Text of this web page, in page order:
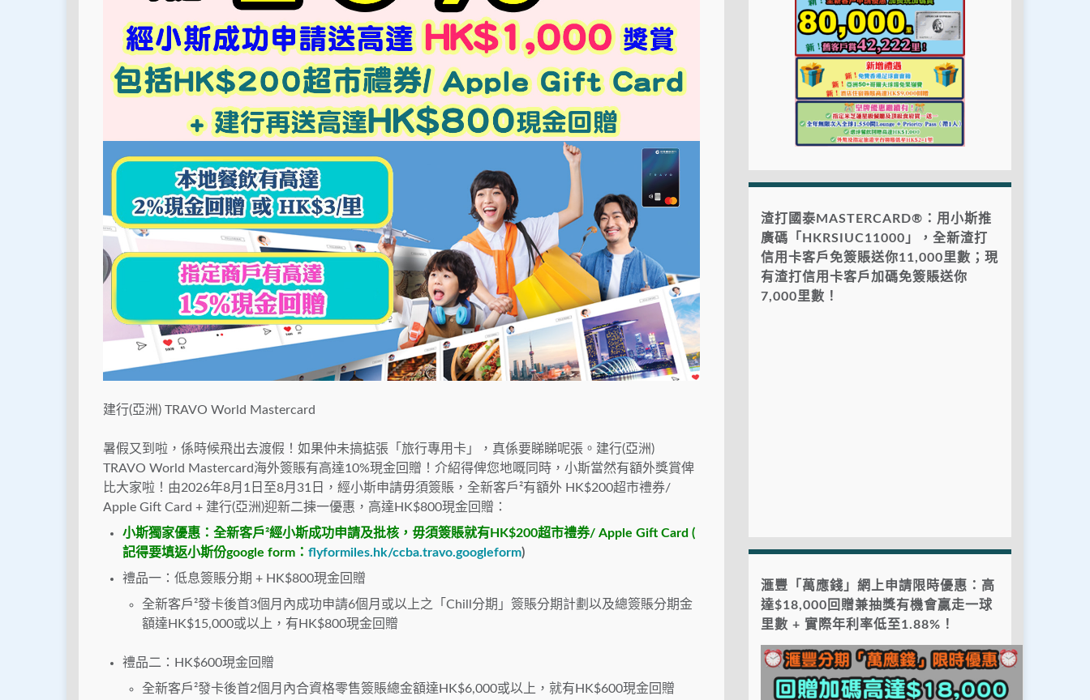
建行(亞洲) TRAVO World Mastercard
暑假又到啦，係時候飛出去渡假！如果仲未搞掂張「旅行專用卡」，真係要睇睇呢張。建行(亞洲)
TRAVO World Mastercard海外簽賬有高達10%現金回贈！介紹得俾您地嘅同時，小斯當然有額外獎賞俾
比大家啦！由2026年8月 1 日至8月 31 日，經小斯申請毋須簽賬，全新客戶²有額外 HK$200超市禮券/
Apple Gift Card + 建行(亞洲)迎新二揀一優惠，高達 HK$800現金回贈：
小斯獨家優惠：全新客戶²經小斯成功申請及批核，毋須簽賬就有 HK$200超市禮券/ Apple Gift Card (
記得要填返小斯份google form ： flyformiles.hk/ccba.travo.googleform)
禮品一：低息簽賬分期 + HK$800現金回贈
全新客戶²發卡後首3個月內成功申請6個月或以上之「Chill分期」簽賬分期計劃以及總簽賬分期金
額達HK$15,000或以上，有HK$800現金回贈
禮品二：HK$600現金回贈
全新客戶²發卡後首2個月內合資格零售簽賬總金額達HK$6,000或以上，就有HK$600現金回贈
渣打國泰MASTERCARD®：用小斯推
廣碼「HKRSIUC11000」，全新渣打
信用卡客戶免簽賬送你11,000里數；現
有渣打信用卡客戶加碼免簽賬送你
7,000里數！
滙豐「萬應錢」網上申請限時優惠：高
達$18,000回贈兼抽獎有機會贏走一球
里數 + 實際年利率低至1.88%！